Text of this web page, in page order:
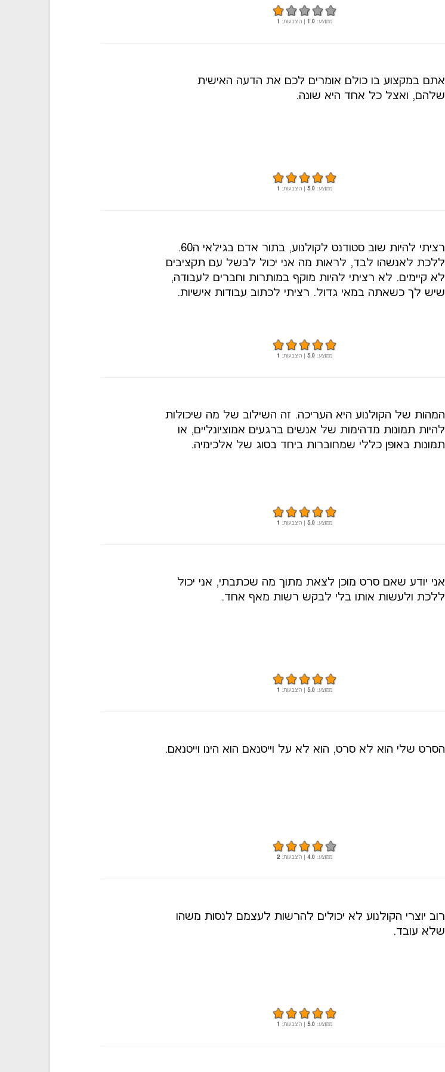
ממוצע:1.0 | הצבעות: 1
אתם במקצוע בו כולם אומרים לכם את הדעה האישית
שלהם, ואצל כל אחד היא שונה.
ממוצע:5.0 | הצבעות: 1
רציתי להיות שוב סטודנט לקולנוע, בתור אדם בגילאי ה60.
ללכת לאנשהו לבד, לראות מה אני יכול לבשל עם תקציבים
לא קיימים. לא רציתי להיות מוקף במותרות וחברים לעבודה,
שיש לך כשאתה במאי גדול. רציתי לכתוב עבודות אישיות.
ממוצע:5.0 | הצבעות: 1
המהות של הקולנוע היא העריכה. זה השילוב של מה שיכולות
להיות תמונות מדהימות של אנשים ברגעים אמוציונליים, או
תמונות באופן כללי שמחוברות ביחד בסוג של אלכימיה.
ממוצע:5.0 | הצבעות: 1
אני יודע שאם סרט מוכן לצאת מתוך מה שכתבתי, אני יכול
ללכת ולעשות אותו בלי לבקש רשות מאף אחד.
ממוצע:5.0 | הצבעות: 1
הסרט שלי הוא לא סרט, הוא לא על וייטנאם הוא הינו וייטנאם.
ממוצע:4.0 | הצבעות:2
רוב יוצרי הקולנוע לא יכולים להרשות לעצמם לנסות משהו
שלא עובד.
ממוצע:5.0 | הצבעות: 1